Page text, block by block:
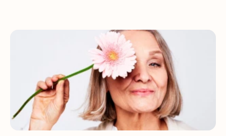
6 советов при сухости влагалища в период менопаузы